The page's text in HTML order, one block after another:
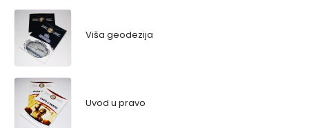
Viša geodezija
Uvod u pravo